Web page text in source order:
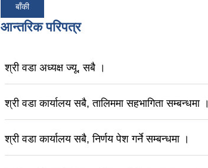
बाँकी
आन्तरिक परिपत्र
श्री वडा अध्यक्ष ज्यू, सबै ।
श्री वडा कार्यालय सबै, तालिममा सहभागिता सम्बन्धमा ।
श्री वडा कार्यालय सबै, निर्णय पेश गर्ने सम्बन्धमा ।